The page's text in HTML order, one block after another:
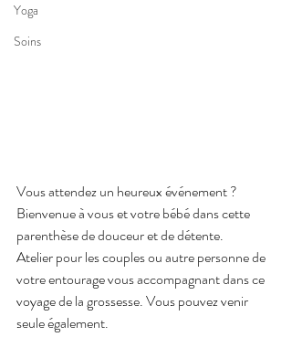
Yoga
Soins
Vous attendez un heureux événement ?
Bienvenue à vous et votre bébé dans cette
parenthèse de douceur et de détente.
Atelier pour les couples ou autre personne de
votre entourage vous accompagnant dans ce
voyage de la grossesse. Vous pouvez venir
seule également.